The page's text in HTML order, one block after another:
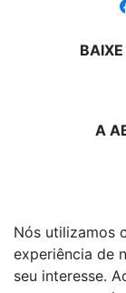
A
Nós utilizamos
experiência de
seu interesse.